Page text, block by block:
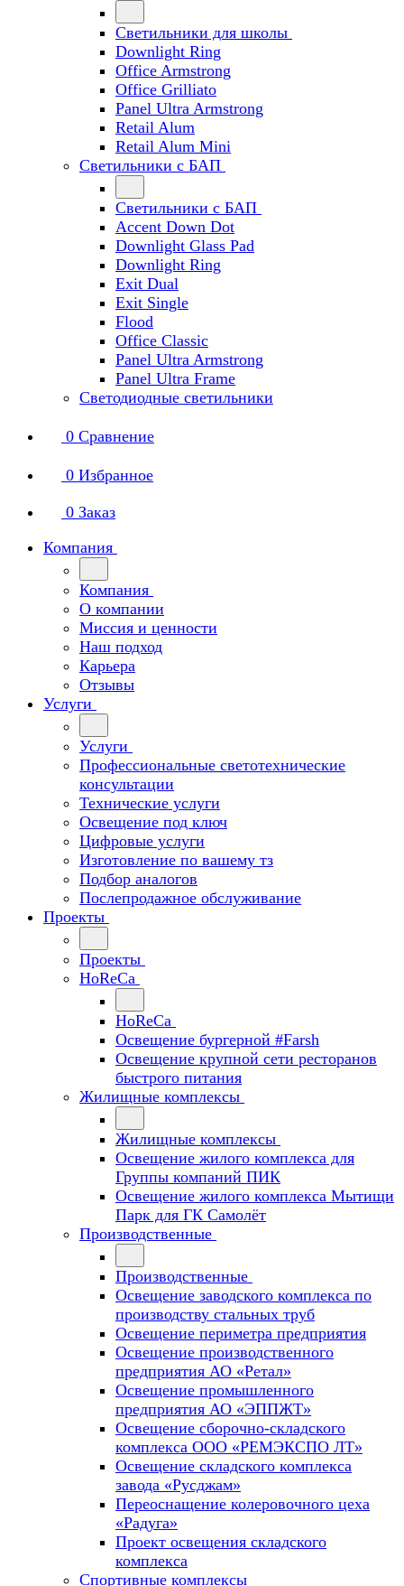
Светильники для школы
Downlight Ring
Office Armstrong
Office Grilliato
Panel Ultra Armstrong
Retail Alum
Retail Alum Mini
Светильники с БАП
Светильники с БАП
Accent Down Dot
Downlight Glass Pad
Downlight Ring
Exit Dual
Exit Single
Flood
Office Classic
Panel Ultra Armstrong
Panel Ultra Frame
Светодиодные светильники
0 Сравнение
0 Избранное
0 Заказ
Компания
Компания
О компании
Миссия и ценности
Наш подход
Карьера
Отзывы
Услуги
Услуги
Профессиональные светотехнические
консультации
Технические услуги
Освещение под ключ
Цифровые услуги
Изготовление по вашему тз
Подбор аналогов
Послепродажное обслуживание
Проекты
Проекты
HoReCa
HoReCa
Освещение бургерной #Farsh
Освещение крупной сети ресторанов
быстрого питания
Жилищные комплексы
Жилищные комплексы
Освещение жилого комплекса для
Группы компаний ПИК
Освещение жилого комплекса Мытищи
Парк для ГК Самолёт
Производственные
Производственные
Освещение заводского комплекса по
производству стальных труб
Освещение периметра предприятия
Освещение производственного
предприятия АО «Ретал»
Освещение промышленного
предприятия АО «ЭППЖТ»
Освещение сборочно-складского
комплекса ООО «РЕМЭКСПО ЛТ»
Освещение складского комплекса
завода «Русджам»
Переоснащение колеровочного цеха
«Радуга»
Проект освещения складского
комплекса
Спортивные комплексы